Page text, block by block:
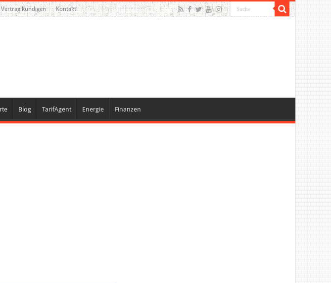
Vertrag kündigen Kontakt
Blog TarifAgent Energie Finanzen